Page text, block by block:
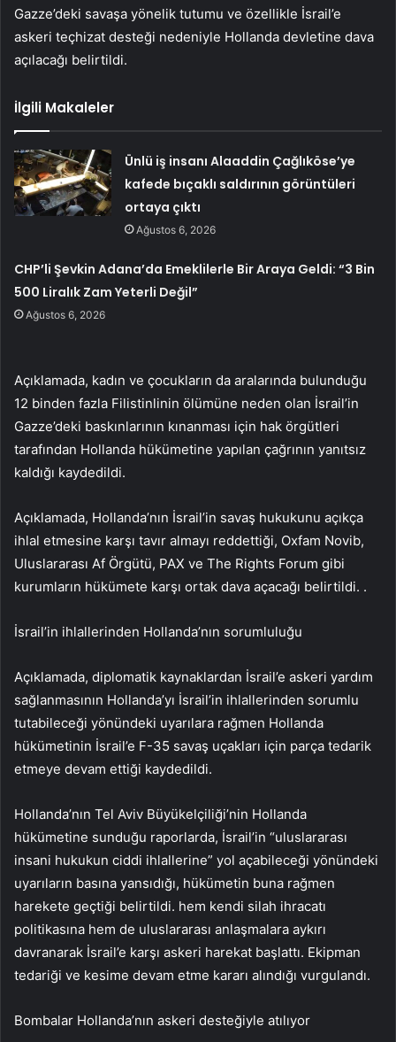
Gazze’deki savaşa yönelik tutumu ve özellikle İsrail’e
askeri teçhizat desteği nedeniyle Hollanda devletine dava
açılacağı belirtildi.
İlgili Makaleler
Ünlü iş insanı Alaaddin Çağlıköse’ye
kafede bıçaklı saldırının görüntüleri
ortaya çıktı
Ağustos 6, 2026
CHP’li Şevkin Adana’da Emeklilerle Bir Araya Geldi: “3 Bin
500 Liralık Zam Yeterli Değil”
Ağustos 6, 2026
Açıklamada, kadın ve çocukların da aralarında bulunduğu
12 binden fazla Filistinlinin ölümüne neden olan İsrail’in
Gazze’deki baskınlarının kınanması için hak örgütleri
tarafından Hollanda hükümetine yapılan çağrının yanıtsız
kaldığı kaydedildi.
Açıklamada, Hollanda’nın İsrail’in savaş hukukunu açıkça
ihlal etmesine karşı tavır almayı reddettiği, Oxfam Novib,
Uluslararası Af Örgütü, PAX ve The Rights Forum gibi
kurumların hükümete karşı ortak dava açacağı belirtildi. .
İsrail’in ihlallerinden Hollanda’nın sorumluluğu
Açıklamada, diplomatik kaynaklardan İsrail’e askeri yardım
sağlanmasının Hollanda’yı İsrail’in ihlallerinden sorumlu
tutabileceği yönündeki uyarılara rağmen Hollanda
hükümetinin İsrail’e F-35 savaş uçakları için parça tedarik
etmeye devam ettiği kaydedildi.
Hollanda’nın Tel Aviv Büyükelçiliği’nin Hollanda
hükümetine sunduğu raporlarda, İsrail’in “uluslararası
insani hukukun ciddi ihlallerine” yol açabileceği yönündeki
uyarıların basına yansıdığı, hükümetin buna rağmen
harekete geçtiği belirtildi. hem kendi silah ihracatı
politikasına hem de uluslararası anlaşmalara aykırı
davranarak İsrail’e karşı askeri harekat başlattı. Ekipman
tedariği ve kesime devam etme kararı alındığı vurgulandı.
Bombalar Hollanda’nın askeri desteğiyle atılıyor